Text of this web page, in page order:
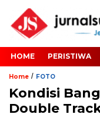
HOME PERISTIWA
Home / FOTO
Kondisi
Double